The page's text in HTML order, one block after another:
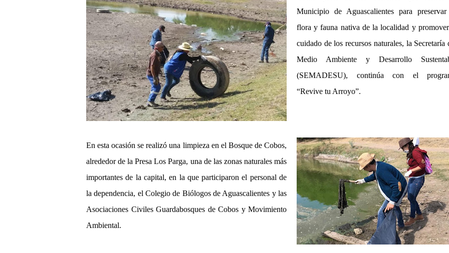
Municipio de Aguascalientes para
flora y fauna nativa de la localidad y
cuidado de los recursos naturales, la Secretaría
Medio Ambiente y Desarrollo
(SEMADESU), continúa con el
“Revive tu Arroyo”.
En esta ocasión se realizó una limpieza en el Bosque de Cobos,
alrededor de la Presa Los Parga, una de las zonas naturales más
importantes de la capital, en la que participaron el personal de
la dependencia, el Colegio de Biólogos de Aguascalientes y las
Asociaciones Civiles Guardabosques de Cobos y Movimiento
Ambiental.